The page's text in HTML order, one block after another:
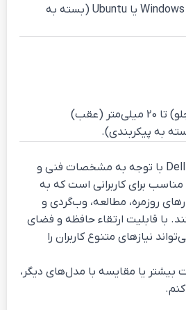
سیستم‌عامل: Windows 10 Home یا Ubuntu (بسته به
لپ‌تاپ Dell Inspiron 3583 با توجه به مشخصات فنی و
برای کاربرانی است که به
روزمره، مطالعه، وب‌گردی و
با قابلیت ارتقاء حافظه و فضای
نیازهای متنوع کاربران را
بیشتر یا مقایسه با مدل‌های دیگر،